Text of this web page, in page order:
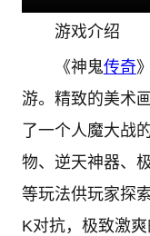
游戏介绍
《神鬼传奇
游。精致的美术
了一个人魔大战
物、逆天神器、
等玩法供玩家探
K对抗，极致激